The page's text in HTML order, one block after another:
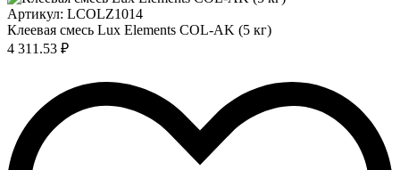
Артикул: LCOLZ1014
Клеевая смесь Lux Elements COL-AK (5 кг)
4 311.53 ₽